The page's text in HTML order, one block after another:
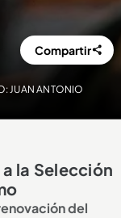
JUAN ANTONIO
Compartir
la Selección
del